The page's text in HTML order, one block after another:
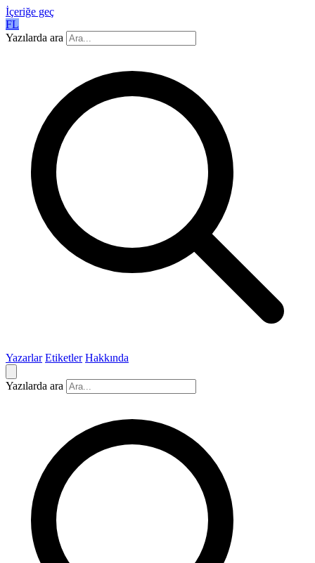
İçeriğe geç
FL
Yazılarda ara
Yazarlar Etiketler Hakkında
Yazılarda ara